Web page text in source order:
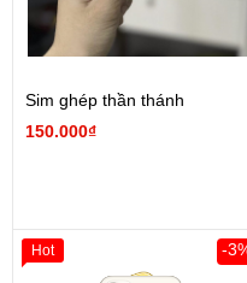
Sim ghép thần thánh
150.000₫
-
Hot